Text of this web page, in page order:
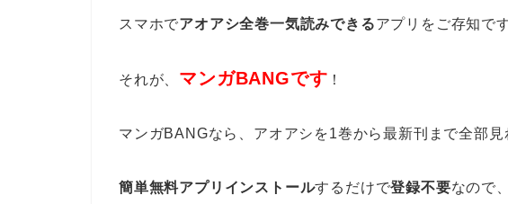
スマホでアオアシ全巻一気読みできるアプリをご存知で
それが、 マンガBANGです ！
マンガBANGなら、アオアシを1巻から最新刊まで全部見
簡単無料アプリインストールするだけで登録不要なので